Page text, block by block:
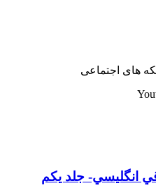
های اجتماعی
انگليسي- جلد يكم